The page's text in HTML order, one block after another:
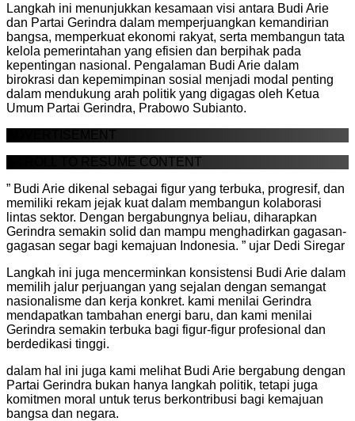
Langkah ini menunjukkan kesamaan visi antara Budi Arie
dan Partai Gerindra dalam memperjuangkan kemandirian
bangsa, memperkuat ekonomi rakyat, serta membangun tata
kelola pemerintahan yang efisien dan berpihak pada
kepentingan nasional. Pengalaman Budi Arie dalam
birokrasi dan kepemimpinan sosial menjadi modal penting
dalam mendukung arah politik yang digagas oleh Ketua
Umum Partai Gerindra, Prabowo Subianto.
ADVERTISEMENT
SCROLL TO RESUME CONTENT
” Budi Arie dikenal sebagai figur yang terbuka, progresif, dan
memiliki rekam jejak kuat dalam membangun kolaborasi
lintas sektor. Dengan bergabungnya beliau, diharapkan
Gerindra semakin solid dan mampu menghadirkan gagasan-
gagasan segar bagi kemajuan Indonesia. ” ujar Dedi Siregar
Langkah ini juga mencerminkan konsistensi Budi Arie dalam
memilih jalur perjuangan yang sejalan dengan semangat
nasionalisme dan kerja konkret. kami menilai Gerindra
mendapatkan tambahan energi baru, dan kami menilai
Gerindra semakin terbuka bagi figur-figur profesional dan
berdedikasi tinggi.
dalam hal ini juga kami melihat Budi Arie bergabung dengan
Partai Gerindra bukan hanya langkah politik, tetapi juga
komitmen moral untuk terus berkontribusi bagi kemajuan
bangsa dan negara.